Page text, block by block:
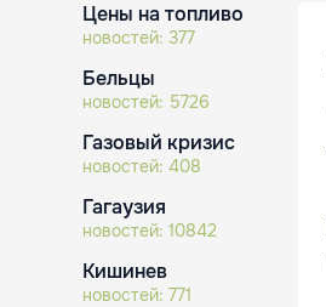
Цены на топливо
новостей: 377
Бельцы
новостей: 5726
Газовый кризис
новостей: 408
Гагаузия
новостей: 10842
Кишинев
новостей: 771